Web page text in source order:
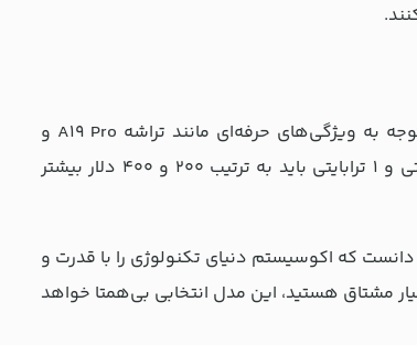
قیمت آیفون 17 پرو در بازار ایالات متحده از 1099 دلار برای مدل پایه آغاز می‌شود که با توجه به ویژگی‌های حرفه‌ای مانند تراشه A19 Pro و
سیستم دوربین سه‌گانه، سرمایه‌گذاری ارزشمندی به شمار می‌رود؛ برای نسخه 512 گیگابایتی و 1 ترابایتی باید به ترتیب 200 و 400 دلار بیشتر
دانست که اکوسیستم دنیای تکنولوژی را با قدرت و
مشتاق هستید، این مدل انتخابی بی‌همتا خواهد